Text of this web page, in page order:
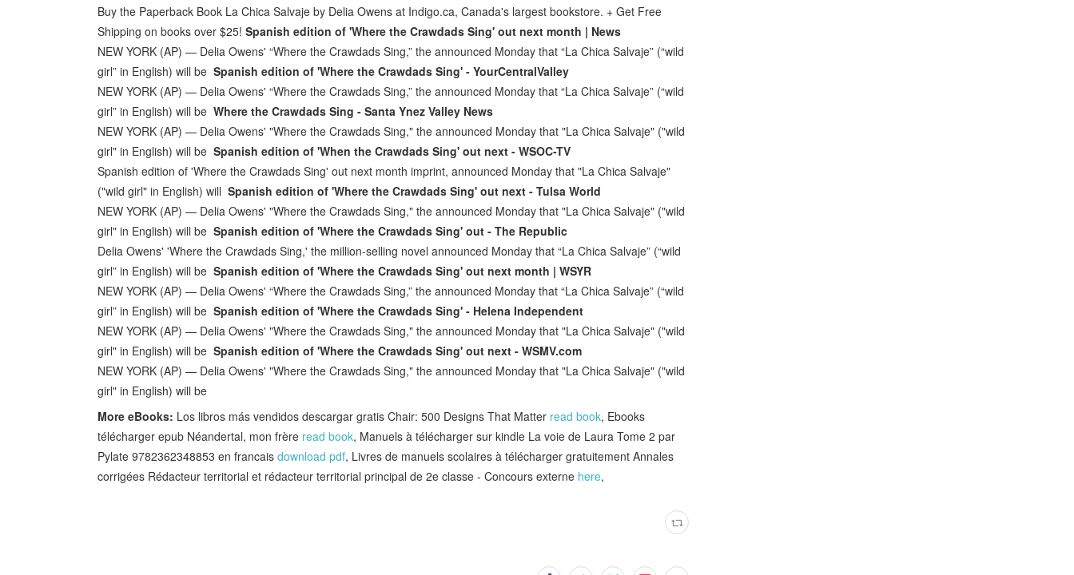
Buy the Paperback Book La Chica Salvaje by Delia Owens at Indigo.ca, Canada's largest bookstore. + Get Free
Shipping on books over $25! Spanish edition of 'Where the Crawdads Sing' out next month | News
NEW YORK (AP) — Delia Owens' “Where the Crawdads Sing,” the announced Monday that “La Chica Salvaje” (“wild
girl” in English) will be Spanish edition of 'Where the Crawdads Sing' - YourCentralValley
NEW YORK (AP) — Delia Owens' “Where the Crawdads Sing,” the announced Monday that “La Chica Salvaje” (“wild
girl” in English) will be Where the Crawdads Sing - Santa Ynez Valley News
NEW YORK (AP) — Delia Owens' "Where the Crawdads Sing," the announced Monday that "La Chica Salvaje" ("wild
girl" in English) will be Spanish edition of 'When the Crawdads Sing' out next - WSOC-TV
Spanish edition of 'Where the Crawdads Sing' out next month imprint, announced Monday that "La Chica Salvaje"
("wild girl" in English) will Spanish edition of 'Where the Crawdads Sing' out next - Tulsa World
NEW YORK (AP) — Delia Owens' "Where the Crawdads Sing," the announced Monday that "La Chica Salvaje" ("wild
girl" in English) will be Spanish edition of 'Where the Crawdads Sing' out - The Republic
Delia Owens' 'Where the Crawdads Sing,' the million-selling novel announced Monday that “La Chica Salvaje” (“wild
girl” in English) will be Spanish edition of 'Where the Crawdads Sing' out next month | WSYR
NEW YORK (AP) — Delia Owens' “Where the Crawdads Sing,” the announced Monday that “La Chica Salvaje” (“wild
girl” in English) will be Spanish edition of 'Where the Crawdads Sing' - Helena Independent
NEW YORK (AP) — Delia Owens' "Where the Crawdads Sing," the announced Monday that "La Chica Salvaje" ("wild
girl" in English) will be Spanish edition of 'Where the Crawdads Sing' out next - WSMV.com
NEW YORK (AP) — Delia Owens' "Where the Crawdads Sing," the announced Monday that "La Chica Salvaje" ("wild
girl" in English) will be
More eBooks: Los libros más vendidos descargar gratis Chair: 500 Designs That Matter read book, Ebooks
télécharger epub Néandertal, mon frère read book, Manuels à télécharger sur kindle La voie de Laura Tome 2 par
Pylate 9782362348853 en francais download pdf, Livres de manuels scolaires à télécharger gratuitement Annales
corrigées Rédacteur territorial et rédacteur territorial principal de 2e classe - Concours externe here,